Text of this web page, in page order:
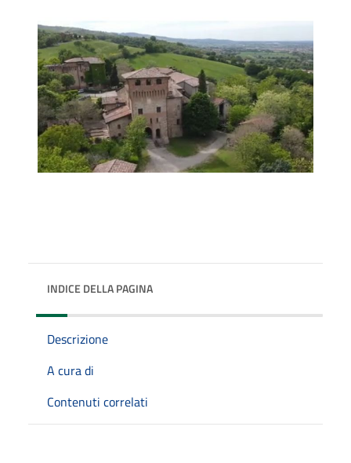
INDICE DELLA PAGINA
Descrizione
A cura di
Contenuti correlati